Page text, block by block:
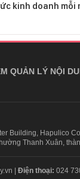
kinh doanh mỗi
QUẢN LÝ NỘI
Building, Hapulico
Thanh Xuân,
| Điện thoại: 024